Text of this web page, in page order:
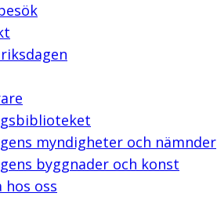
myndigheter och nämnder
byggnader och konst
hos oss